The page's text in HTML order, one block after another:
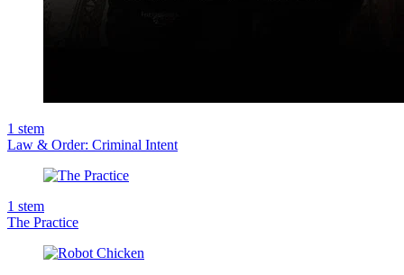
1 stem
Law & Order: Criminal Intent
1 stem
The Practice